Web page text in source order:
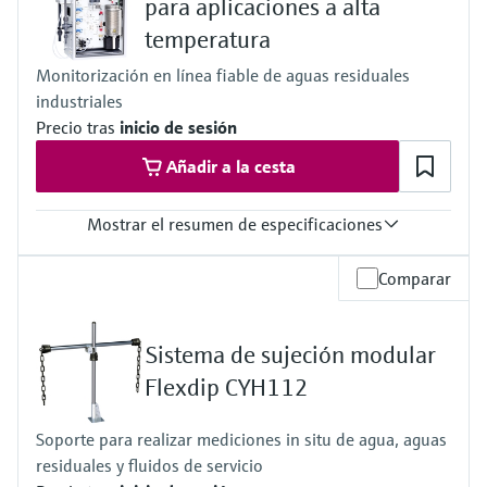
De 2 a 8 salidas de corriente de 0/4 a 20 mA, relé de alarma,
4 relés, ProfibusDP, Modbus RS485, Modbus TCP, Ethernet
Protección contra ingreso
IP 66 / IP 67
para aplicaciones a alta
temperatura
Monitorización en línea fiable de aguas residuales
industriales
Precio tras inicio de sesión
Añadir a la cesta
Mostrar el resumen de especificaciones
2,5 a 6.000 mg TOC/l
5 a 12.000 mg TOC/l
Con la predisolución opcional, el rango de medición se expandirá lo
equivalente al factor 20
Temperatura del proceso
0 a 40°C (32 a 104°F)
Presión de proceso
Comparar
Sistema de sujeción modular
Flexdip CYH112
Soporte para realizar mediciones in situ de agua, aguas
residuales y fluidos de servicio